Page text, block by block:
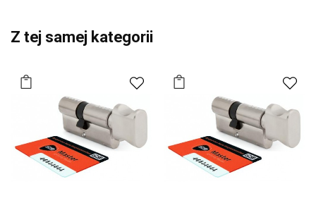
Z tej samej kategorii